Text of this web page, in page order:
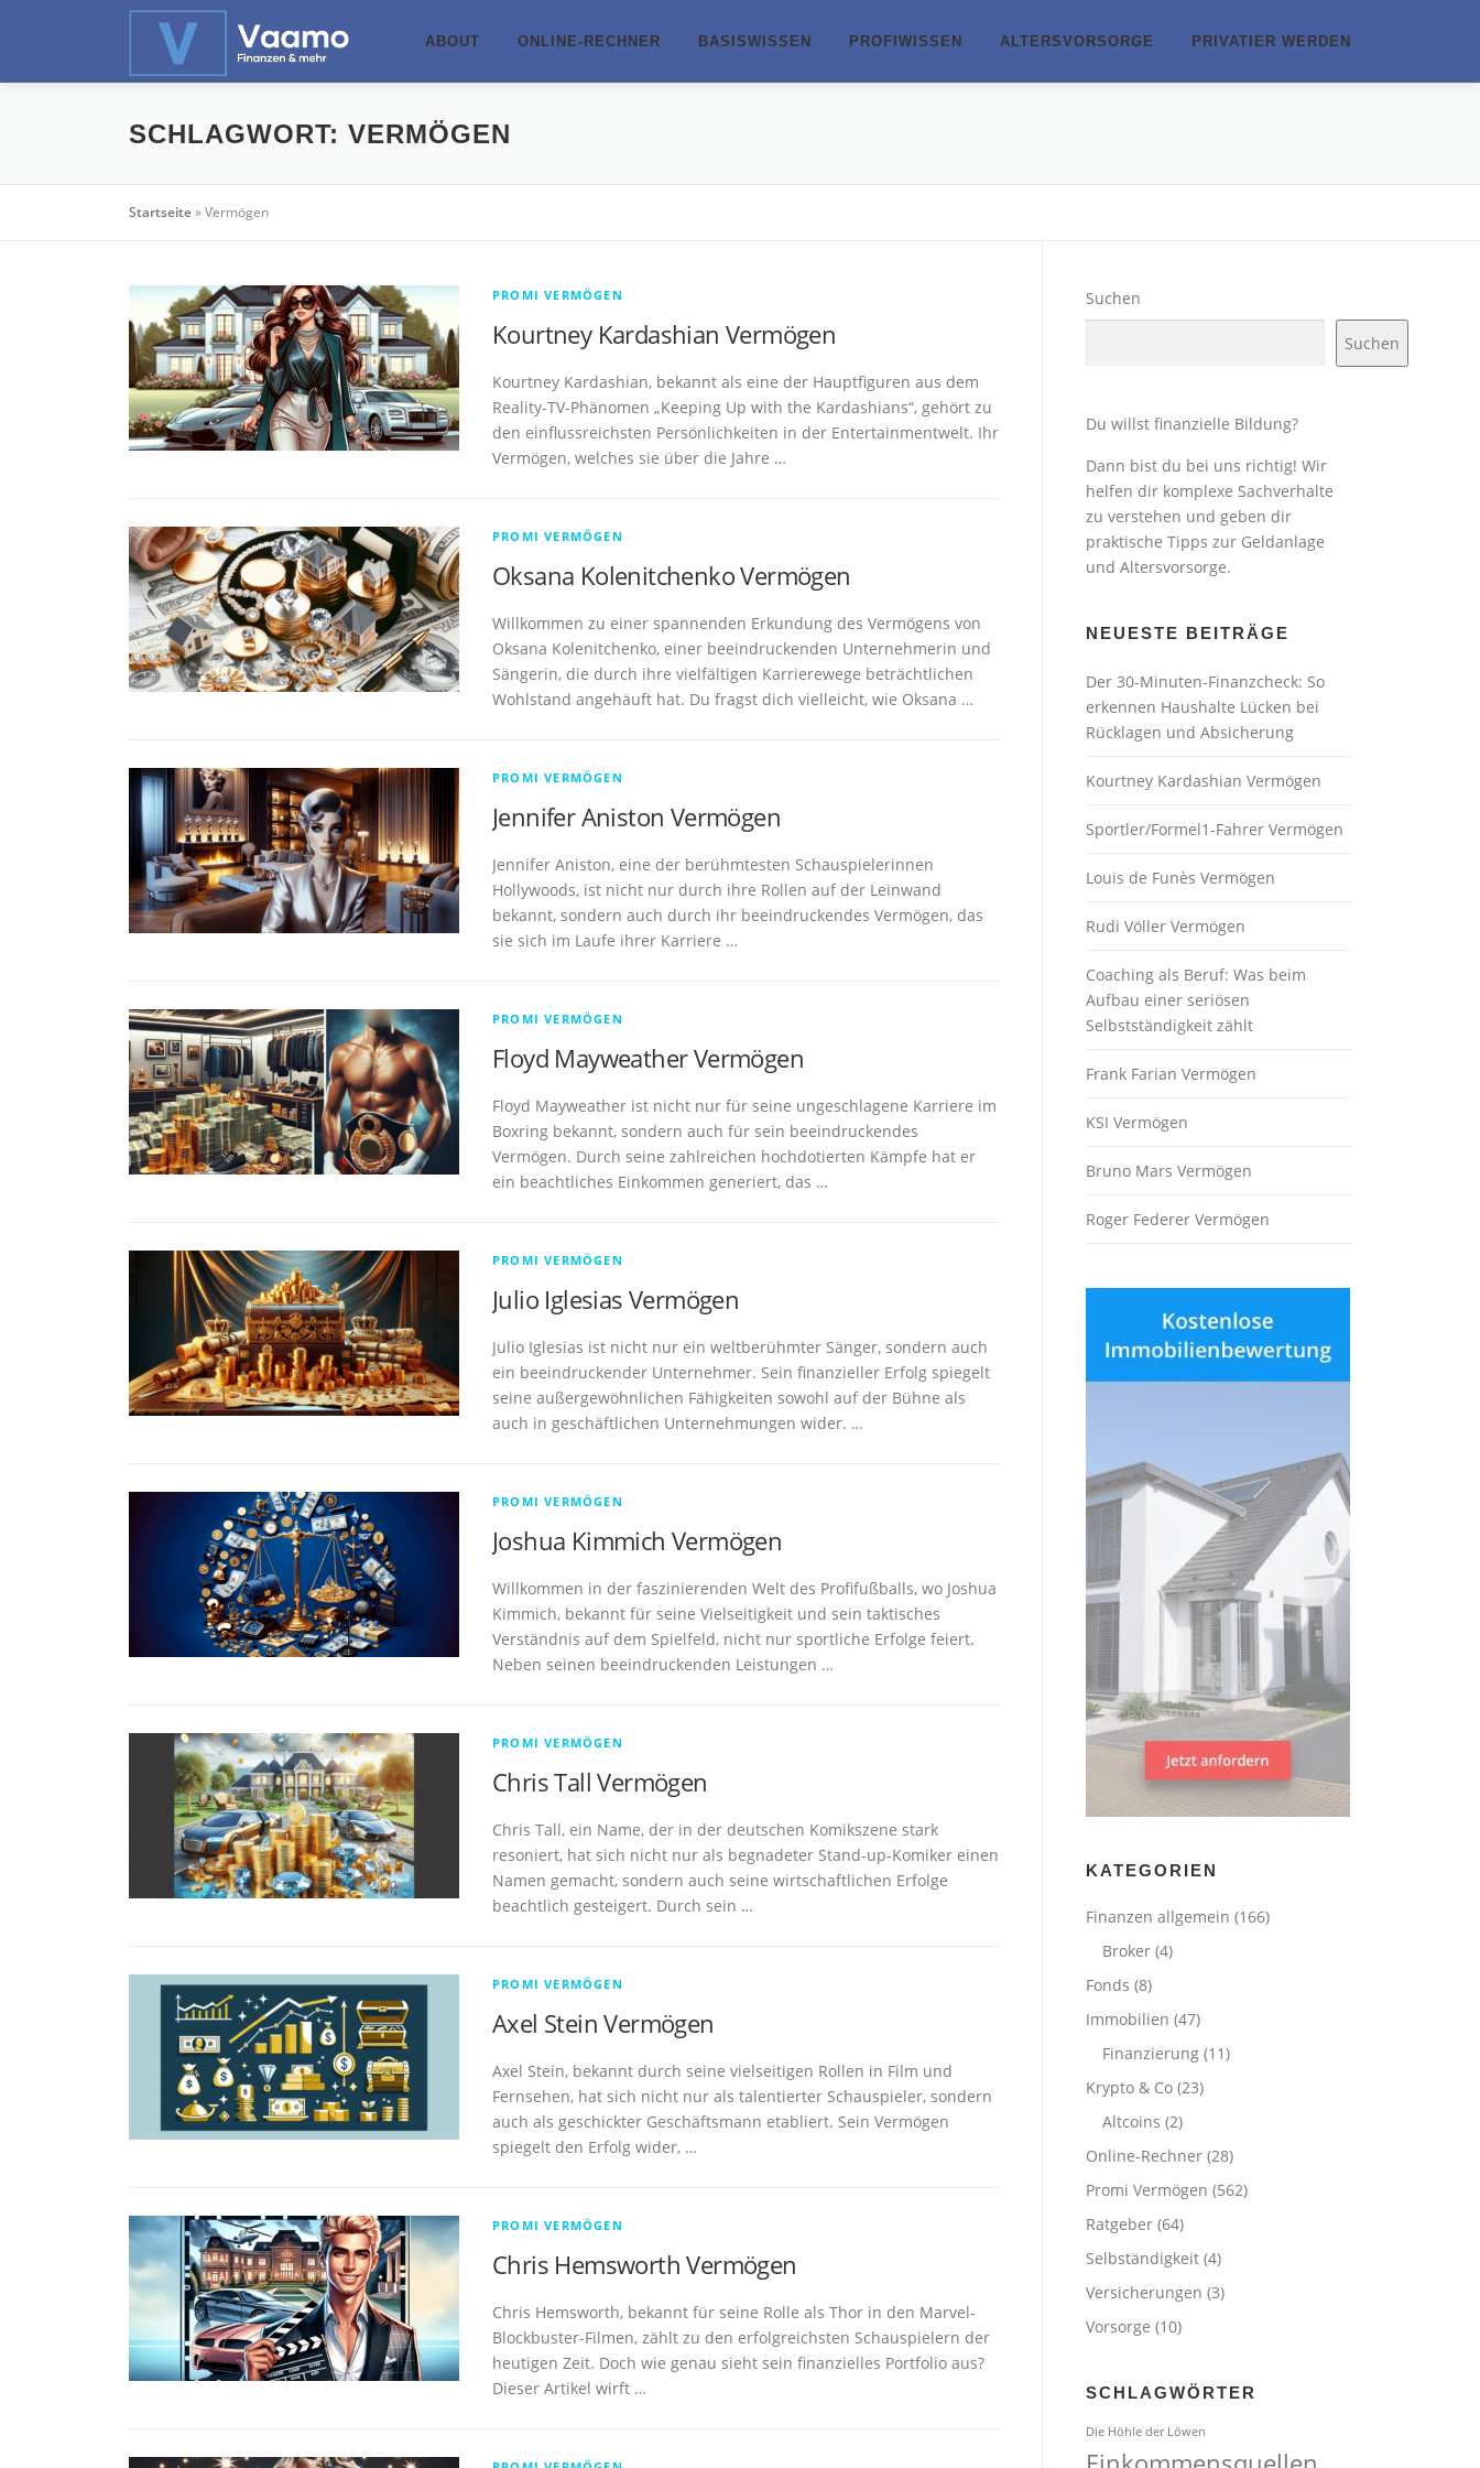
ABOUT ONLINE-RECHNER BASISWISSEN PROFIWISSEN ALTERSVORSORGE PRIVATIER WERDEN
SCHLAGWORT: VERMÖGEN
Startseite»Vermögen
PROMI VERMÖGEN
Kourtney Kardashian Vermögen
Kourtney Kardashian, bekannt als eine der Hauptfiguren aus dem
Reality-TV-Phänomen „Keeping Up with the Kardashians“, gehört zu
den einflussreichsten Persönlichkeiten in der Entertainmentwelt. Ihr
Vermögen, welches sie über die Jahre …
PROMI VERMÖGEN
Oksana Kolenitchenko Vermögen
Willkommen zu einer spannenden Erkundung des Vermögens von
Oksana Kolenitchenko, einer beeindruckenden Unternehmerin und
Sängerin, die durch ihre vielfältigen Karrierewege beträchtlichen
Wohlstand angehäuft hat. Du fragst dich vielleicht, wie Oksana …
PROMI VERMÖGEN
Jennifer Aniston Vermögen
Jennifer Aniston, eine der berühmtesten Schauspielerinnen
Hollywoods, ist nicht nur durch ihre Rollen auf der Leinwand
bekannt, sondern auch durch ihr beeindruckendes Vermögen, das
sie sich im Laufe ihrer Karriere …
PROMI VERMÖGEN
Floyd Mayweather Vermögen
Floyd Mayweather ist nicht nur für seine ungeschlagene Karriere im
Boxring bekannt, sondern auch für sein beeindruckendes
Vermögen. Durch seine zahlreichen hochdotierten Kämpfe hat er
ein beachtliches Einkommen generiert, das …
PROMI VERMÖGEN
Julio Iglesias Vermögen
Julio Iglesias ist nicht nur ein weltberühmter Sänger, sondern auch
ein beeindruckender Unternehmer. Sein finanzieller Erfolg spiegelt
seine außergewöhnlichen Fähigkeiten sowohl auf der Bühne als
auch in geschäftlichen Unternehmungen wider. …
PROMI VERMÖGEN
Joshua Kimmich Vermögen
Willkommen in der faszinierenden Welt des Profifußballs, wo Joshua
Kimmich, bekannt für seine Vielseitigkeit und sein taktisches
Verständnis auf dem Spielfeld, nicht nur sportliche Erfolge feiert.
Neben seinen beeindruckenden Leistungen …
PROMI VERMÖGEN
Chris Tall Vermögen
Chris Tall, ein Name, der in der deutschen Komikszene stark
resoniert, hat sich nicht nur als begnadeter Stand-up-Komiker einen
Namen gemacht, sondern auch seine wirtschaftlichen Erfolge
beachtlich gesteigert. Durch sein …
PROMI VERMÖGEN
Axel Stein Vermögen
Axel Stein, bekannt durch seine vielseitigen Rollen in Film und
Fernsehen, hat sich nicht nur als talentierter Schauspieler, sondern
auch als geschickter Geschäftsmann etabliert. Sein Vermögen
spiegelt den Erfolg wider, …
PROMI VERMÖGEN
Chris Hemsworth Vermögen
Chris Hemsworth, bekannt für seine Rolle als Thor in den Marvel-
Blockbuster-Filmen, zählt zu den erfolgreichsten Schauspielern der
heutigen Zeit. Doch wie genau sieht sein finanzielles Portfolio aus?
Dieser Artikel wirft …
Suchen
Suchen
Du willst finanzielle Bildung?
Dann bist du bei uns richtig! Wir
helfen dir komplexe Sachverhalte
zu verstehen und geben dir
praktische Tipps zur Geldanlage
und Altersvorsorge.
NEUESTE BEITRÄGE
Der 30-Minuten-Finanzcheck: So
erkennen Haushalte Lücken bei
Rücklagen und Absicherung
Kourtney Kardashian Vermögen
Sportler/Formel1-Fahrer Vermögen
Louis de Funès Vermögen
Rudi Völler Vermögen
Coaching als Beruf: Was beim
Aufbau einer seriösen
Selbstständigkeit zählt
Frank Farian Vermögen
KSI Vermögen
Bruno Mars Vermögen
Roger Federer Vermögen
KATEGORIEN
Finanzen allgemein (166)
Broker (4)
Fonds (8)
Immobilien (47)
Finanzierung (11)
Krypto & Co (23)
Altcoins (2)
Online-Rechner (28)
Promi Vermögen (562)
Ratgeber (64)
Selbständigkeit (4)
Versicherungen (3)
Vorsorge (10)
SCHLAGWÖRTER
Die Höhle der Löwen